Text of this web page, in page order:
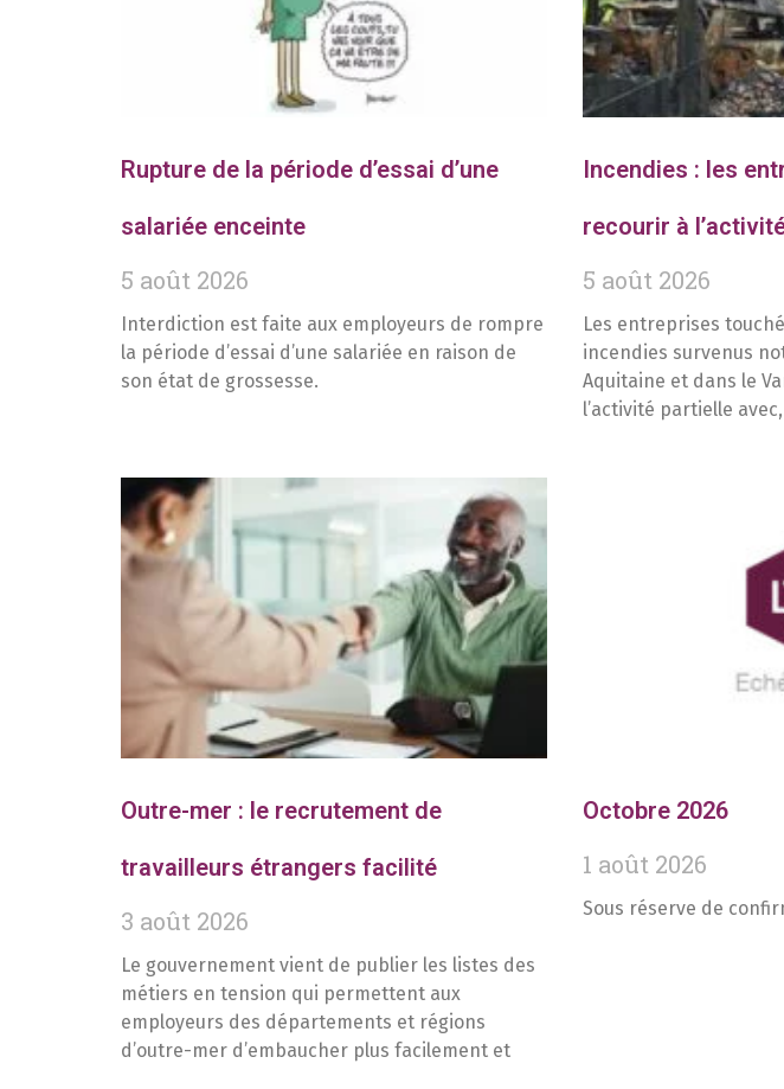
Rupture de la période d’essai d’une
salariée enceinte
5 août 2026
Interdiction est faite aux employeurs de rompre
la période d’essai d’une salariée en raison de
son état de grossesse.
Incendies : les
recourir à
5 août 2026
Les entreprises
incendies survenus
Aquitaine et dans le
l’activité partielle
Outre-mer : le recrutement de
travailleurs étrangers facilité
3 août 2026
Le gouvernement vient de publier les listes des
métiers en tension qui permettent aux
employeurs des départements et régions
d’outre-mer d’embaucher plus facilement et
Octobre 2026
1 août 2026
Sous réserve de